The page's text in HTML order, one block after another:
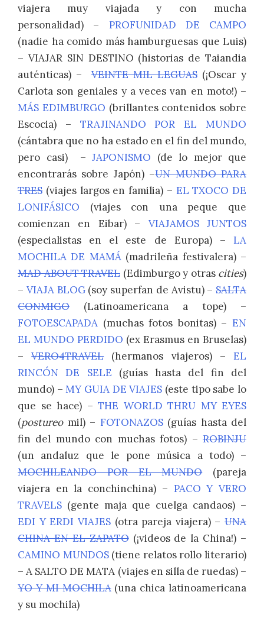
viajera muy viajada y con mucha
personalidad) – PROFUNIDAD DE CAMPO
(nadie ha comido más hamburguesas que Luis)
– VIAJAR SIN DESTINO (historias de Taiandia
auténticas) – VEINTE MIL LEGUAS (¡Oscar y
Carlota son geniales y a veces van en moto!) –
MÁS EDIMBURGO (brillantes contenidos sobre
Escocia) – TRAJINANDO POR EL MUNDO
(cántabra que no ha estado en el fin del mundo,
pero casi) – JAPONISMO (de lo mejor que
encontrarás sobre Japón) –UN MUNDO PARA
TRES (viajes largos en familia) – EL TXOCO DE
LONIFÁSICO (viajes con una peque que
comienzan en Eibar) – VIAJAMOS JUNTOS
(especialistas en el este de Europa) – LA
MOCHILA DE MAMÁ(madrileña festivalera) –
MAD ABOUT TRAVEL (Edimburgo y otras cities)
– VIAJA BLOG(soy superfan de Avistu) – SALTA
CONMIGO (Latinoamericana a tope) –
FOTOESCAPADA (muchas fotos bonitas) – EN
EL MUNDO PERDIDO (ex Erasmus en Bruselas)
–VERO4TRAVEL(hermanos viajeros) –EL
RINCÓN DE SELE (guías hasta del fin del
mundo) –MY GUIA DE VIAJES (este tipo sabe lo
que se hace) – THE WORLD THRU MY EYES
(postureomil) – FOTONAZOS(guías hasta del
fin del mundo con muchas fotos) – ROBINJU
(un andaluz que le pone música a todo) –
MOCHILEANDO POR EL MUNDO(pareja
viajera en la conchinchina) – PACO Y VERO
TRAVELS (gente maja que cuelga candaos) –
EDI Y ERDI VIAJES(otra pareja viajera) – UNA
CHINA EN EL ZAPATO(¡videos de la China!) –
CAMINO MUNDOS(tiene relatos rollo literario)
– A SALTO DE MATA (viajes en silla de ruedas) –
YO Y MI MOCHILA(una chica latinoamericana
y su mochila)